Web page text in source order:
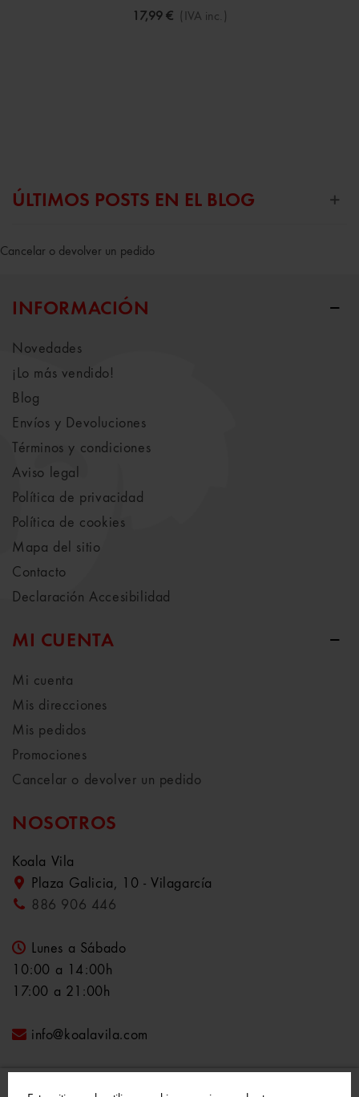
17,99 € (IVA inc.)
ÚLTIMOS POSTS EN EL BLOG
Cancelar o devolver un pedido
INFORMACIÓN
Novedades
¡Lo más vendido!
Blog
Envíos y Devoluciones
Términos y condiciones
Aviso legal
Política de privacidad
Política de cookies
Mapa del sitio
Contacto
Declaración Accesibilidad
MI CUENTA
Mi cuenta
Mis direcciones
Mis pedidos
Promociones
Cancelar o devolver un pedido
NOSOTROS
Koala Vila
Plaza Galicia, 10 - Vilagarcía
886 906 446
Lunes a Sábado
10:00 a 14:00h
17:00 a 21:00h
info@koalavila.com